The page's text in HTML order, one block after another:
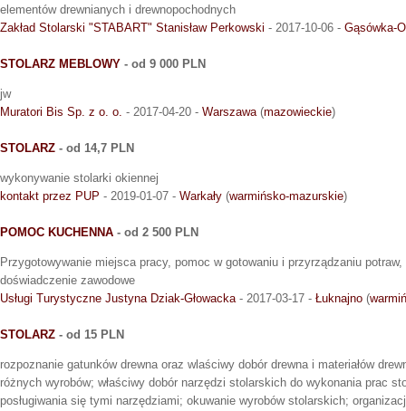
elementów drewnianych i drewnopochodnych
Zakład Stolarski "STABART" Stanisław Perkowski - 2017-10-06 - Gąsówka-
STOLARZ MEBLOWY - od 9 000 PLN
jw
Muratori Bis Sp. z o. o. - 2017-04-20 - Warszawa(mazowieckie)
STOLARZ - od 14,7 PLN
wykonywanie stolarki okiennej
kontakt przez PUP - 2019-01-07 - Warkały (warmińsko-mazurskie)
POMOC KUCHENNA - od 2 500 PLN
Przygotowywanie miejsca pracy, pomoc w gotowaniu i przyrządzaniu
doświadczenie zawodowe
Usługi Turystyczne Justyna Dziak-Głowacka- 2017-03-17 - Łuknajno (
STOLARZ - od 15 PLN
rozpoznanie gatunków drewna oraz wlaściwy dobór drewna i materiałów
różnych wyrobów; właściwy dobór narzędzi stolarskich do wykonania prac
posługiwania się tymi narzędziami; okuwanie wyrobów stolarskich;